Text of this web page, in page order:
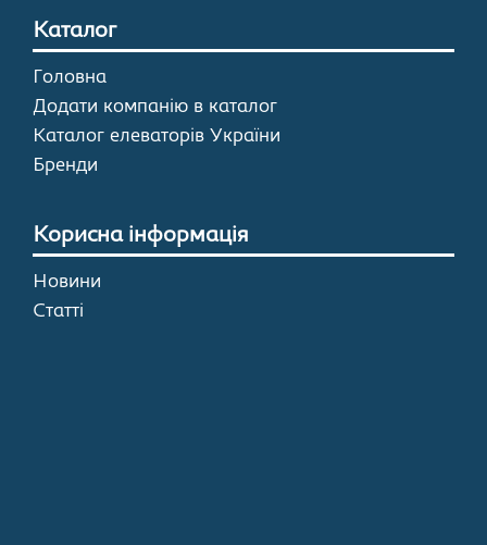
Каталог
Головна
Додати компанію в каталог
Каталог елеваторів України
Бренди
Корисна інформація
Новини
Статті